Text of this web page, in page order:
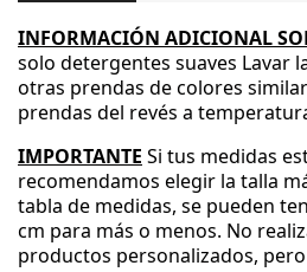
INFORMACIÓN ADICIONAL
solo detergentes suaves Lavar
otras prendas de colores
prendas del revés a
IMPORTANTE Si tus medidas
recomendamos elegir la talla
tabla de medidas, se pueden
cm para más o menos. No
productos personalizados,